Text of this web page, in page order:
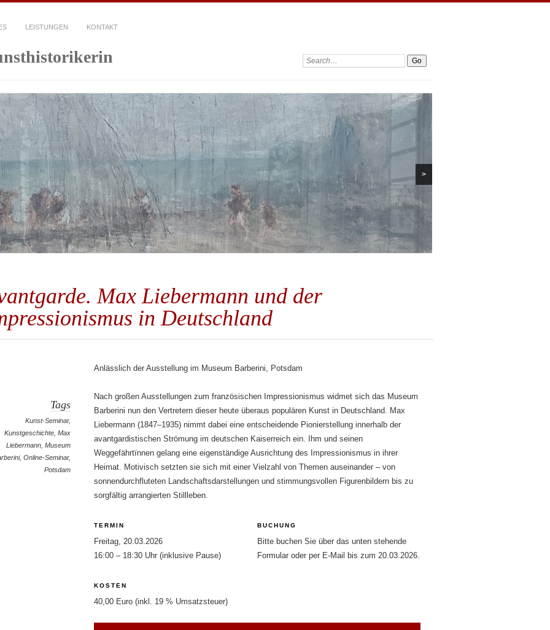
LEISTUNGEN KONTAKT
Search:
>
Max Liebermann und der
in Deutschland
Tags
Kunst-Seminar,
Kunstgeschichte ,Max
Liebermann ,Museum
,Online-Seminar,
Potsdam
Anlässlich der Ausstellung im Museum Barberini, Potsdam
Nach großen Ausstellungen zum französischen Impressionismus widmet sich das Museum
Barberini nun den Vertretern dieser heute überaus populären Kunst in Deutschland. Max
Liebermann (1847–1935) nimmt dabei eine entscheidende Pionierstellung innerhalb der
avantgardistischen Strömung im deutschen Kaiserreich ein. Ihm und seinen
Weggefährtïnnen gelang eine eigenständige Ausrichtung des Impressionismus in ihrer
Heimat. Motivisch setzten sie sich mit einer Vielzahl von Themen auseinander – von
sonnendurchfluteten Landschaftsdarstellungen und stimmungsvollen Figurenbildern bis zu
sorgfältig arrangierten Stillleben.
TERMIN
Freitag, 20.03.2026
16:00 – 18:30 Uhr (inklusive Pause)
BUCHUNG
Bitte buchen Sie über das unten stehende
Formular oder per E-Mail bis zum 20.03.2026.
KOSTEN
40,00 Euro (inkl. 19 % Umsatzsteuer)